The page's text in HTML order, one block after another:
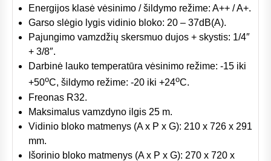
Energijos klasė vėsinimo / šildymo režime: A++ / A+.
Garso slėgio lygis vidinio bloko: 20 – 37dB(A).
Pajungimo vamzdžių skersmuo dujos + skystis: 1/4″
+ 3/8″.
Darbinė lauko temperatūra vėsinimo režime: -15 iki
+50oC, šildymo režime: -20 iki +24oC.
Freonas R32.
Maksimalus vamzdyno ilgis 25 m.
Vidinio bloko matmenys (A x P x G): 210 x 726 x 291
mm.
Išorinio bloko matmenys (A x P x G): 270 x 720 x